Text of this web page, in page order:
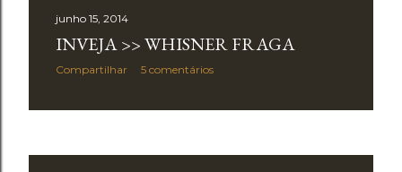
junho 15, 2014
INVEJA >> WHISNER FRAGA
Compartilhar 5 comentários